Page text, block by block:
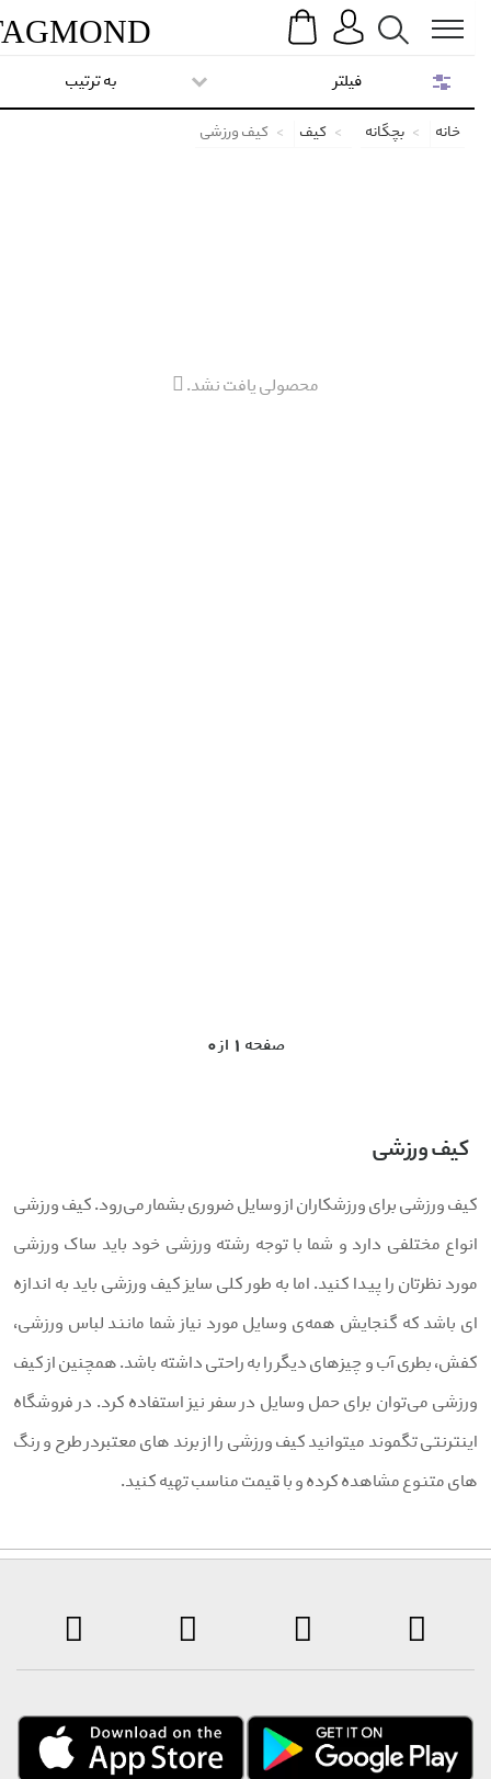
Search
TAGMOND
به ترتیب
خانه بچگانه کیف کیف ورزشی
محصولی یافت نشد.
0 صفحه 1 از
کیف ورزشی
ورزشی برای ورزشکاران از وسایل ضروری بشمار می‌رود. کیف ورزشی
مختلفی دارد و شما با توجه رشته ورزشی خود باید ساک ورزشی
نظرتان را پیدا کنید. اما به طور کلی سایز کیف ورزشی باید به اندازه
باشد که گنجایش همه‌ی وسایل مورد نیاز شما مانند لباس ورزشی،
بطری آب و چیزهای دیگر را به راحتی داشته باشد. همچنین از کیف
می‌توان برای حمل وسایل در سفر نیز استفاده کرد. در فروشگاه
تگموند میتوانید کیف ورزشی را از برند های معتبردر طرح و رنگ
متنوع مشاهده کرده و با قیمت مناسب تهیه کنید.
فیلتر